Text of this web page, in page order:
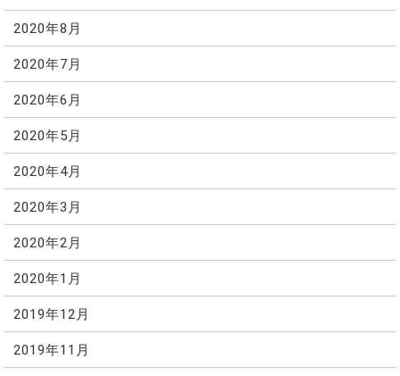
2020年8月
2020年7月
2020年6月
2020年5月
2020年4月
2020年3月
2020年2月
2020年1月
2019年12月
2019年11月